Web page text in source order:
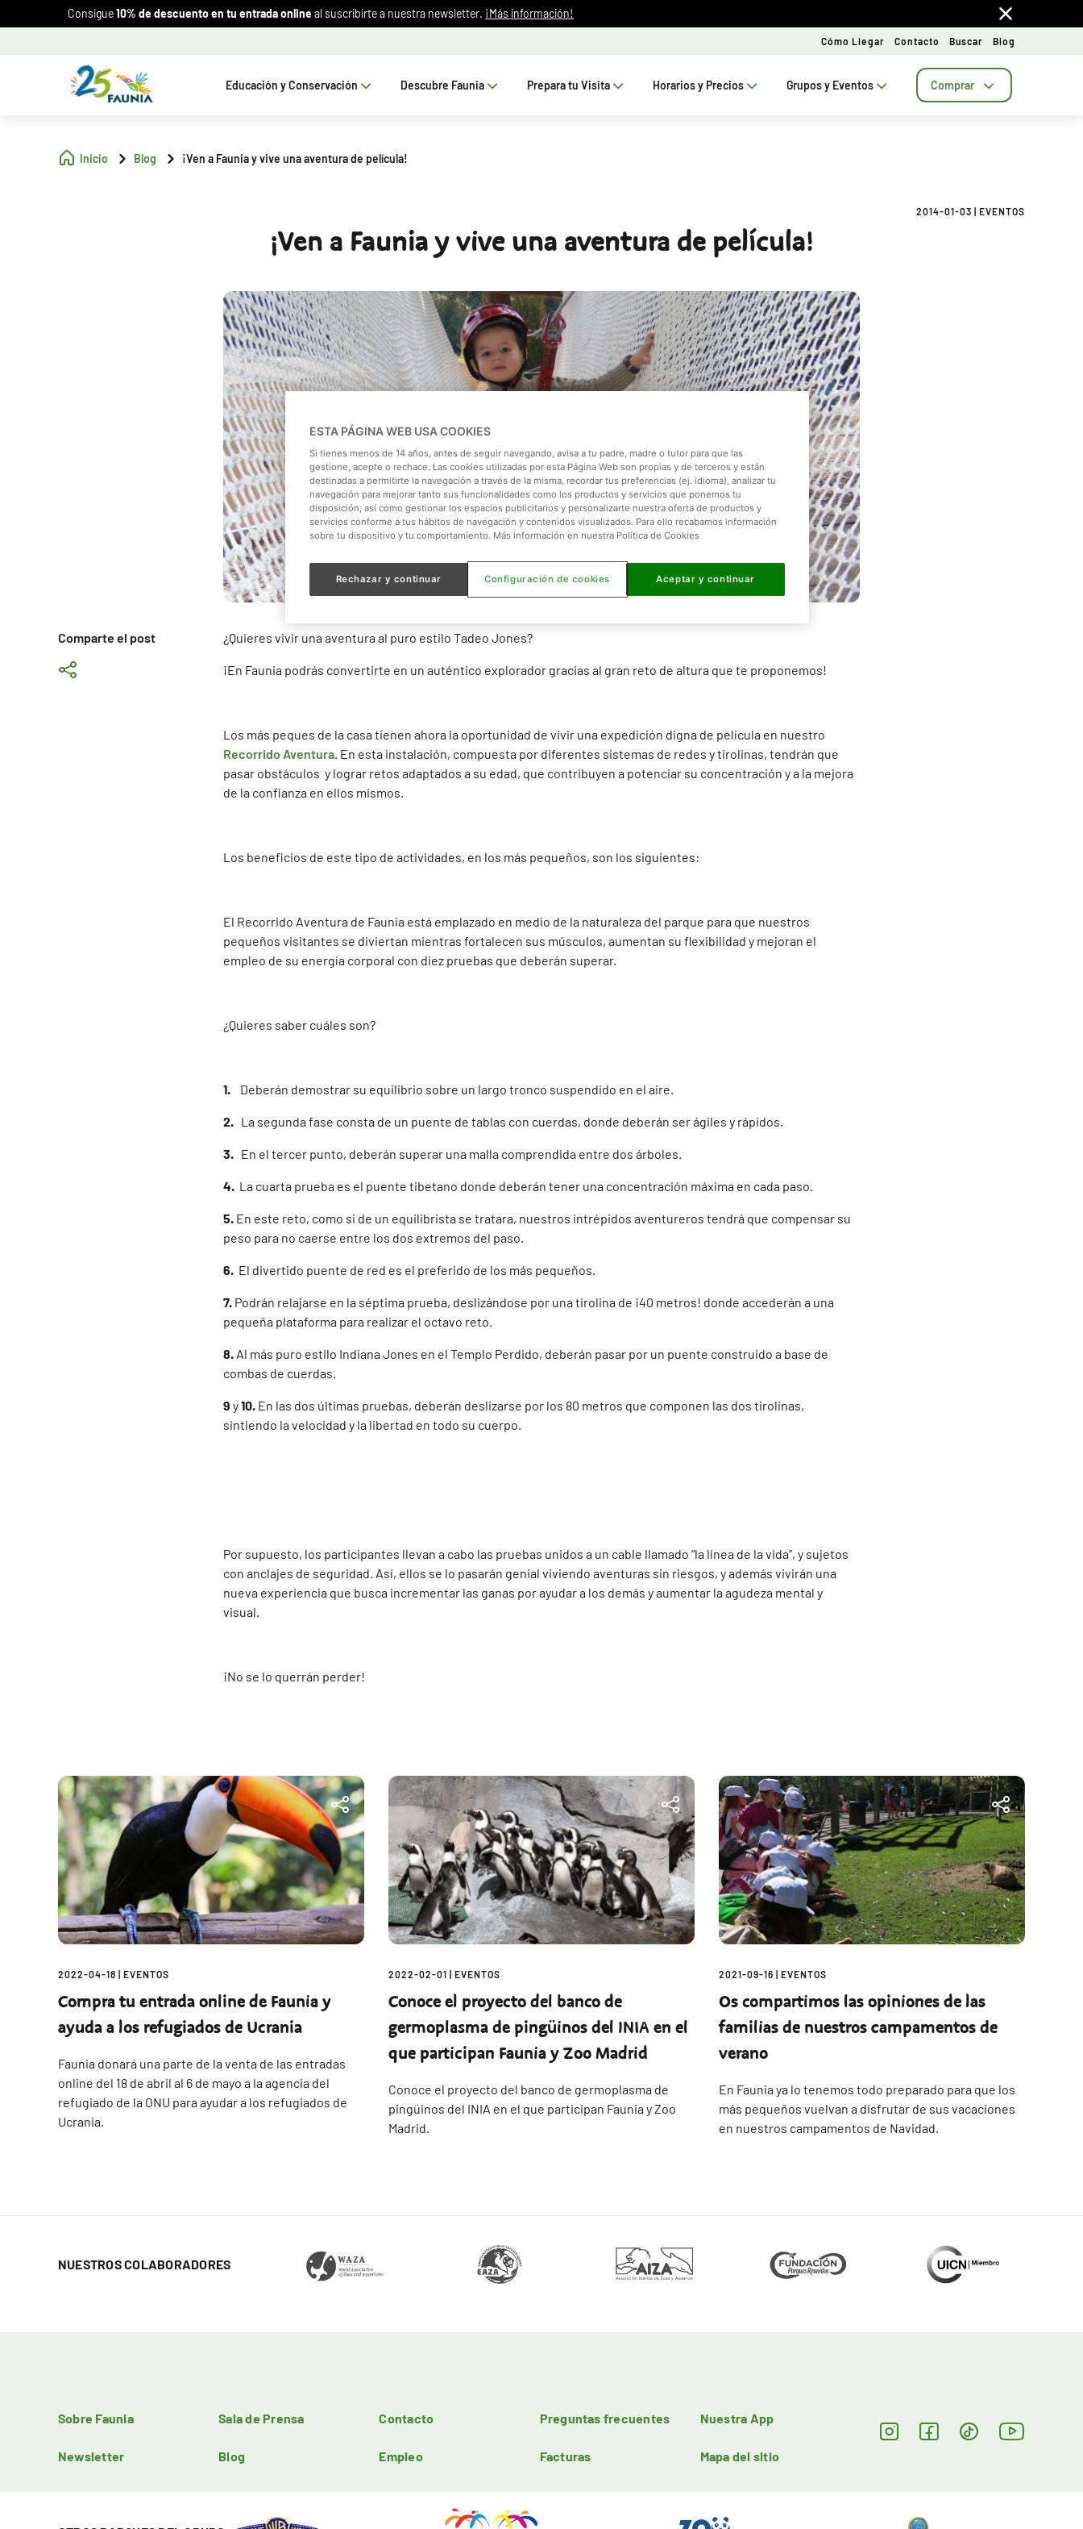
Consigue10% de descuento en tu entrada onlineal suscribirte a nuestra newsletter. ¡Más información!
Cómo Llegar Contacto Buscar Blog
Educación y Conservación Descubre Faunia Prepara tu Visita Horarios y Precios Grupos y Eventos Comprar
Inicio Blog ¡Ven a Faunia y vive una aventura de película!
2014-01-03 EVENTOS
¡Ven a Faunia y vive una aventura de película!
Comparte el post ¿Quieres vivir una aventura al puro estilo Tadeo Jones?
¡En Faunia podrás convertirte en un auténtico explorador gracias al gran reto de altura que te proponemos!
Los más peques de la casa tienen ahora la oportunidad de vivir una expedición digna de película en nuestro
Recorrido Aventura. En esta instalación, compuesta por diferentes sistemas de redes y tirolinas, tendrán que
pasar obstáculos y lograr retos adaptados a su edad, que contribuyen a potenciar su concentración y a la mejora
de la confianza en ellos mismos.
Los beneficios de este tipo de actividades, en los más pequeños, son los siguientes:
El Recorrido Aventura de Faunia está emplazado en medio de la naturaleza del parque para que nuestros
pequeños visitantes se diviertan mientras fortalecen sus músculos, aumentan su flexibilidad y mejoran el
empleo de su energía corporal con diez pruebas que deberán superar.
¿Quieres saber cuáles son?
1. Deberán demostrar su equilibrio sobre un largo tronco suspendido en el aire.
2. La segunda fase consta de un puente de tablas con cuerdas, donde deberán ser ágiles y rápidos.
3. En el tercer punto, deberán superar una malla comprendida entre dos árboles.
4. La cuarta prueba es el puente tibetano donde deberán tener una concentración máxima en cada paso.
5. En este reto, como si de un equilibrista se tratara, nuestros intrépidos aventureros tendrá que compensar su
peso para no caerse entre los dos extremos del paso.
6. El divertido puente de red es el preferido de los más pequeños.
7. Podrán relajarse en la séptima prueba, deslizándose por una tirolina de ¡40 metros! donde accederán a una
pequeña plataforma para realizar el octavo reto.
8. Al más puro estilo Indiana Jones en el Templo Perdido, deberán pasar por un puente construido a base de
combas de cuerdas.
9 y10. En las dos últimas pruebas, deberán deslizarse por los 80 metros que componen las dos tirolinas,
sintiendo la velocidad y la libertad en todo su cuerpo.
Por supuesto, los participantes llevan a cabo las pruebas unidos a un cable llamado “la línea de la vida”, y sujetos
con anclajes de seguridad. Así, ellos se lo pasarán genial viviendo aventuras sin riesgos, y además vivirán una
nueva experiencia que busca incrementar las ganas por ayudar a los demás y aumentar la agudeza mental y
visual.
¡No se lo querrán perder!
2022-04-18 EVENTOS
Compra tu entrada online de Faunia y
ayuda a los refugiados de Ucrania
Faunia donará una parte de la venta de las entradas
online del 18 de abril al 6 de mayo a la agencia del
refugiado de la ONU para ayudar a los refugiados de
Ucrania.
2022-02-01 EVENTOS
Conoce el proyecto del banco de
germoplasma de pingüinos del INIA en el
que participan Faunia y Zoo Madrid
Conoce el proyecto del banco de germoplasma de
pingüinos del INIA en el que participan Faunia y Zoo
Madrid.
2021-09-16 EVENTOS
Os compartimos las opiniones de las
familias de nuestros campamentos de
verano
En Faunia ya lo tenemos todo preparado para que los
más pequeños vuelvan a disfrutar de sus vacaciones
en nuestros campamentos de Navidad.
NUESTROS COLABORADORES
Sobre Faunia Sala de Prensa Contacto Preguntas frecuentes Nuestra App
Newsletter Blog Empleo Facturas Mapa del sitio
ESTA PÁGINA WEB USA COOKIES
Si tienes menos de 14 años, antes de seguir navegando, avisa a tu padre, madre o tutor para que las
gestione, acepte o rechace. Las cookies utilizadas por esta Página Web son propias y de terceros y están
destinadas a permitirte la navegación a través de la misma, recordar tus preferencias (ej. idioma), analizar tu
navegación para mejorar tanto sus funcionalidades como los productos y servicios que ponemos tu
disposición, así como gestionar los espacios publicitarios y personalizarte nuestra oferta de productos y
servicios conforme a tus hábitos de navegación y contenidos visualizados. Para ello recabamos información
sobre tu dispositivo y tu comportamiento. Más información en nuestra Política de Cookies
Rechazar y continuar Aceptar y continuar
Configuración de cookies